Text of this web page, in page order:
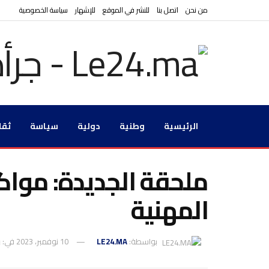
من نحن اتصل بنا للنشر في الموقع للإشهار سياسة الخصوصية
الرئيسية وطنية دولية سياسة
ملحقة الجديدة:
المهنية
بواسطة:LE24.MA 10 نوفمبر، 2023 في: